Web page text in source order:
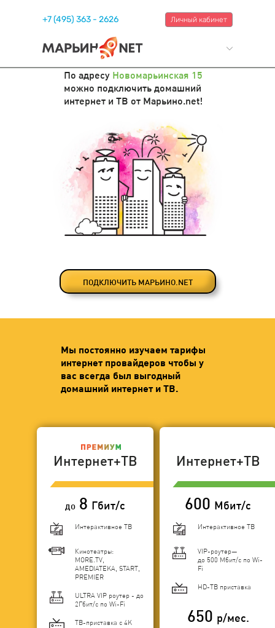
+7 (495) 363 - 2626 Личный кабинет
По адресу Новомарьинская 15
можно подключить домашний
интернет и ТВ от Марьино.net!
ПОДКЛЮЧИТЬ МАРЬИНО.NET
Мы постоянно изучаем тарифы
интернет провайдеров чтобы у
вас всегда был выгодный
домашний интернет и ТВ.
Интернет+ТВ
до 8 Гбит/с
Интерактивное ТВ
Кинотеатры:
MORE.TV,
AMEDIATEKA, START,
PREMIER
ULTRA VIP роутер - до
2Гбит/c по Wi-Fi
ТВ-приставка с 4K
Интернет+ТВ
600 Мбит/с
Интерактивное ТВ
VIP-роутер—
до 500 Мбит/с по Wi-
Fi
HD-ТВ приставка
650 р/мес.